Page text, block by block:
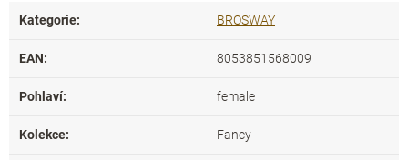
Kategorie: BROSWAY
EAN: 8053851568009
Pohlaví: female
Kolekce: Fancy